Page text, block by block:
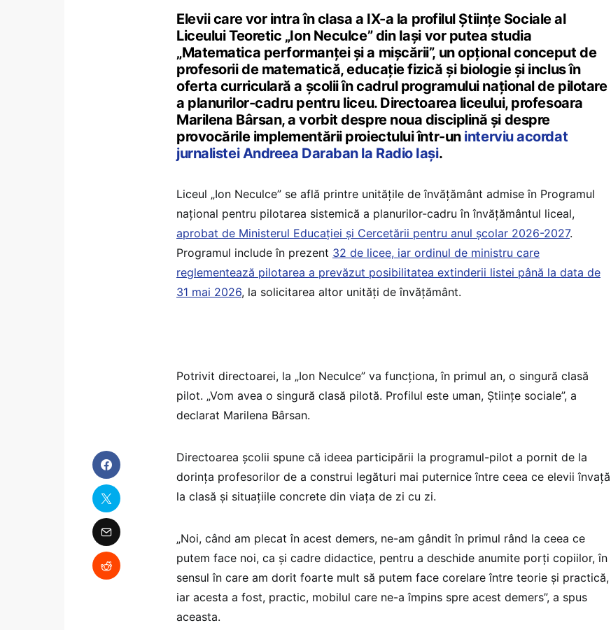
Elevii care vor intra în clasa a IX-a la profilul Științe Sociale al
Liceului Teoretic „Ion Neculce” din Iași vor putea studia
„Matematica performanței și a mișcării”, un opțional conceput de
profesorii de matematică, educație fizică și biologie și inclus în
oferta curriculară a școlii în cadrul programului național de pilotare
a planurilor-cadru pentru liceu. Directoarea liceului, profesoara
Marilena Bârsan, a vorbit despre noua disciplină și despre
provocările implementării proiectului într-un interviu acordat
jurnalistei Andreea Daraban la Radio Iași.
Liceul „Ion Neculce” se află printre unitățile de învățământ admise în Programul
național pentru pilotarea sistemică a planurilor-cadru în învățământul liceal,
aprobat de Ministerul Educației și Cercetării pentru anul școlar 2026-2027.
Programul include în prezent 32 de licee, iar ordinul de ministru care
reglementează pilotarea a prevăzut posibilitatea extinderii listei până la data de
31 mai 2026, la solicitarea altor unități de învățământ.
Potrivit directoarei, la „Ion Neculce” va funcționa, în primul an, o singură clasă
pilot. „Vom avea o singură clasă pilotă. Profilul este uman, Științe sociale”, a
declarat Marilena Bârsan.
Directoarea școlii spune că ideea participării la programul-pilot a pornit de la
dorința profesorilor de a construi legături mai puternice între ceea ce elevii învață
la clasă și situațiile concrete din viața de zi cu zi.
„Noi, când am plecat în acest demers, ne-am gândit în primul rând la ceea ce
putem face noi, ca și cadre didactice, pentru a deschide anumite porți copiilor, în
sensul în care am dorit foarte mult să putem face corelare între teorie și practică,
iar acesta a fost, practic, mobilul care ne-a împins spre acest demers”, a spus
aceasta.